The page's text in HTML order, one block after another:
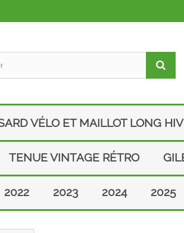
VÉLO ET MAILLOT LONG
TENUE VINTAGE RÉTRO
2022 2023 2024 2025